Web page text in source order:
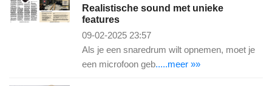
Realistische sound met unieke
features
09-02-2025 23:57
Als je een snaredrum wilt opnemen, moet je
een microfoon geb.....meer »»